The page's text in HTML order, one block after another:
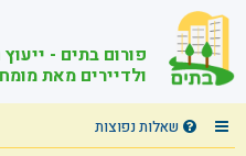
פורום בתים -
ולדיירים מאת
שאלות נפוצות